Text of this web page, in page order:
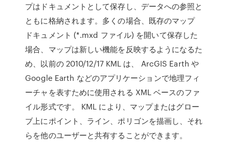
プはドキュメントとして保存し、データへの参照と
ともに格納されます。多くの場合、既存のマップ
ドキュメント (*.mxd ファイル) を開いて保存した
場合、マップは新しい機能を反映するようになるた
め、以前の 2010/12/17 KML は、 ArcGIS Earth や
Google Earth などのアプリケーションで地理フィ
ーチャを表すために使用される XML ベースのファ
イル形式です。 KML により、マップまたはグロー
ブ上にポイント、ライン、ポリゴンを描画し、それ
らを他のユーザーと共有することができます。